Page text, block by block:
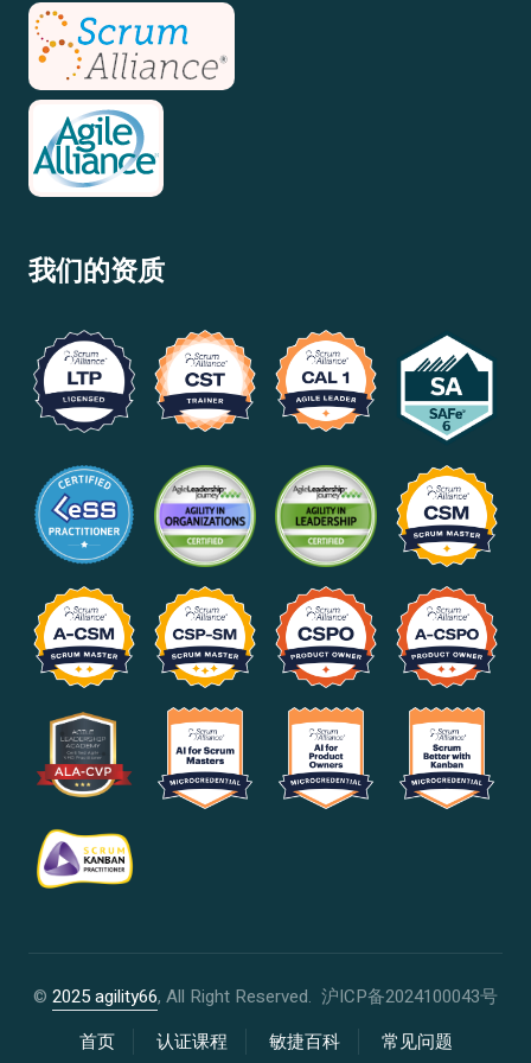
我们的资质
© 2025 agility66, All Right Reserved. 沪ICP备2024100043号
首页
认证课程 敏捷百科 常见问题